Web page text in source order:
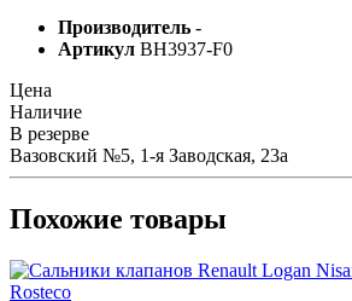
Производитель -
Артикул BH3937-F0
Цена
Наличие
В резерве
Вазовский №5, 1-я Заводская, 23а
Похожие товары